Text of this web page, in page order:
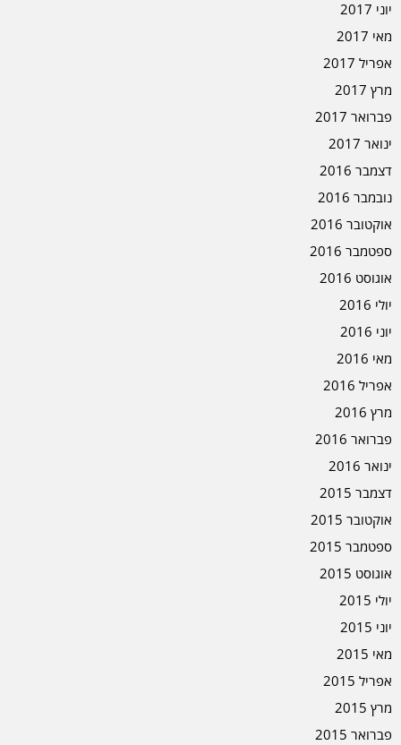
יוני 2017
מאי 2017
אפריל 2017
מרץ 2017
פברואר 2017
ינואר 2017
דצמבר 2016
נובמבר 2016
אוקטובר 2016
ספטמבר 2016
אוגוסט 2016
יולי 2016
יוני 2016
מאי 2016
אפריל 2016
מרץ 2016
פברואר 2016
ינואר 2016
דצמבר 2015
אוקטובר 2015
ספטמבר 2015
אוגוסט 2015
יולי 2015
יוני 2015
מאי 2015
אפריל 2015
מרץ 2015
פברואר 2015